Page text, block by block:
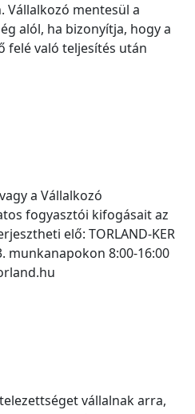
Vállalkozó mentesül a
alól, ha bizonyítja, hogy a
felé való teljesítés után
a Vállalkozó
fogyasztói kifogásait az
elő: TORLAND-KER
munkanapokon 8:00-16:00
vállalnak arra,